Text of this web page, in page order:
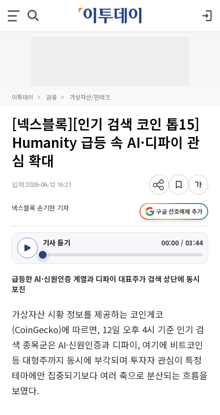
이투데이 금융 가상자산/핀테크
[넥스블록][인기 검색 코인 톱15]
Humanity 급등 속 AI·디파이 관
심 확대
입력 2026-06-12 16:21
넥스블록 손기현 기자 구글 선호매체 추가
기사 듣기 00:00 / 03:44
급등한 AI·신원인증 계열과 디파이 대표주가 검색 상단에 동시
포진
가상자산 시황 정보를 제공하는 코인게코
(CoinGecko)에 따르면, 12일 오후 4시 기준 인기 검
색 종목군은 AI·신원인증과 디파이, 여기에 비트코인
등 대형주까지 동시에 부각되며 투자자 관심이 특정
테마에만 집중되기보다 여러 축으로 분산되는 흐름을
보였다.